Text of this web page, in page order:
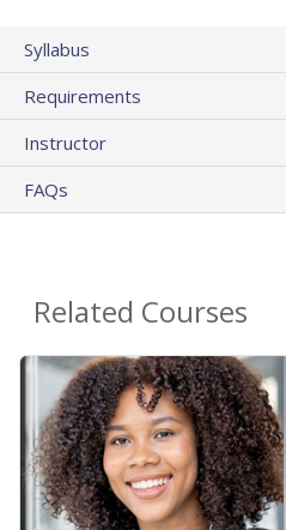
Syllabus
Requirements
Instructor
FAQs
Related Courses